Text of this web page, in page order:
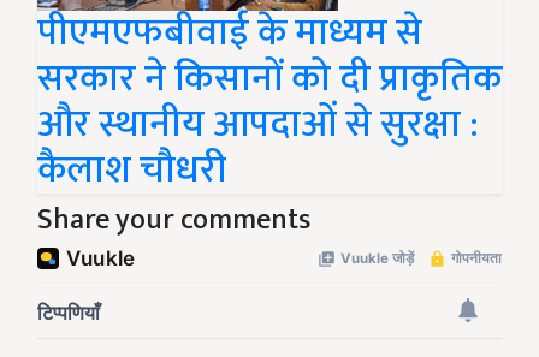
पीएमएफबीवाई के माध्यम से
सरकार ने किसानों को दी प्राकृतिक
और स्थानीय आपदाओं से सुरक्षा :
कैलाश चौधरी
Share your comments